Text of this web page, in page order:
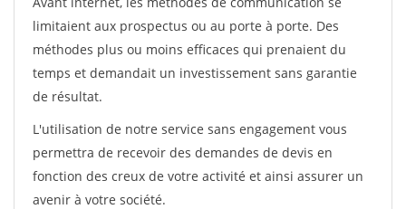
limitaient aux prospectus ou au porte à porte. Des
méthodes plus ou moins efficaces qui prenaient du
temps et demandait un investissement sans garantie
de résultat.
L'utilisation de notre service sans engagement vous
permettra de recevoir des demandes de devis en
fonction des creux de votre activité et ainsi assurer un
avenir à votre société.